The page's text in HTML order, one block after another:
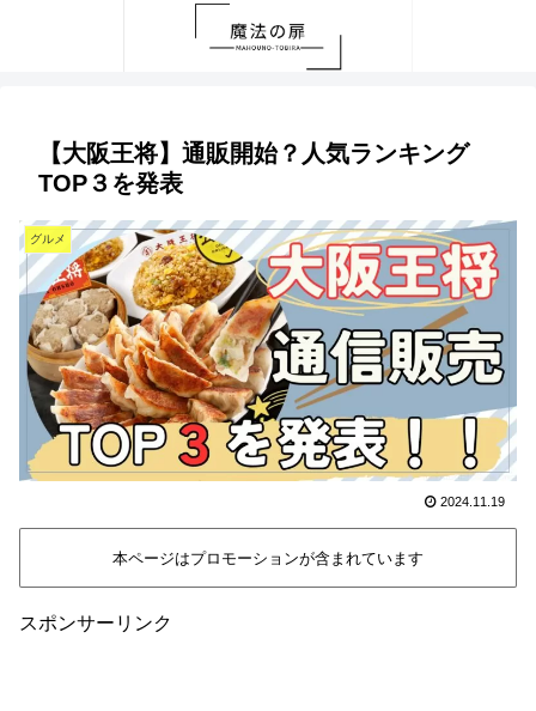
【大阪王将】通販開始？人気ランキング
TOP３を発表
グルメ
2024.11.19
本ページはプロモーションが含まれています
スポンサーリンク